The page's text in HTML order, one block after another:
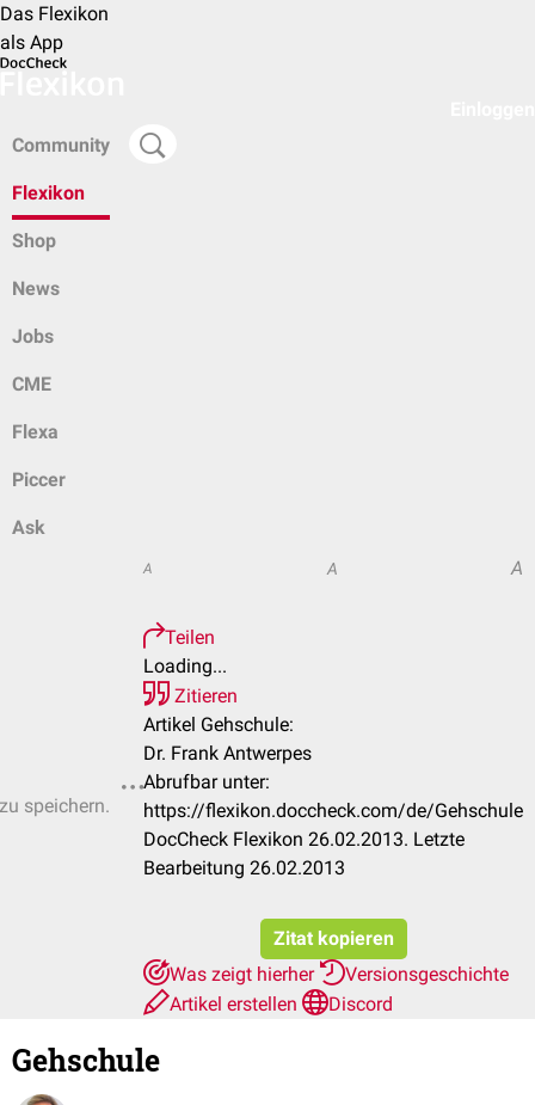
Das Flexikon
als App
Community
Flexikon
Shop
News
Jobs
CME
Flexa
Piccer
Ask
speichern.
A A A
Teilen
Loading...
Zitieren
Artikel Gehschule:
Dr. Frank Antwerpes
Abrufbar unter:
https://flexikon.doccheck.com/de/Gehschule
DocCheck Flexikon 26.02.2013. Letzte
Bearbeitung 26.02.2013
Zitat kopieren
Was zeigt hierher
Versionsgeschichte
Artikel erstellen
Discord
Gehschule